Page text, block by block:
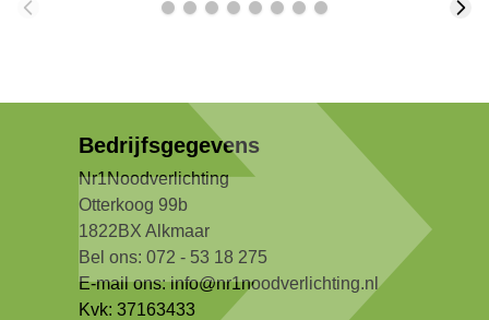
Bedrijfsgegevens
Nr1Noodverlichting
Otterkoog 99b
1822BX Alkmaar
Bel ons: 072 - 53 18 275
E-mail ons:info@nr1noodverlichting.nl
Kvk: 37163433